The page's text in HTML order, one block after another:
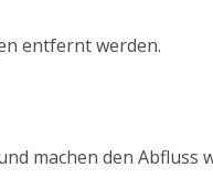
entfernt werden.
machen den Abfluss